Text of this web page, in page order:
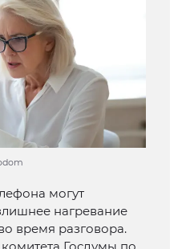
могут
нагревание
время разговора.